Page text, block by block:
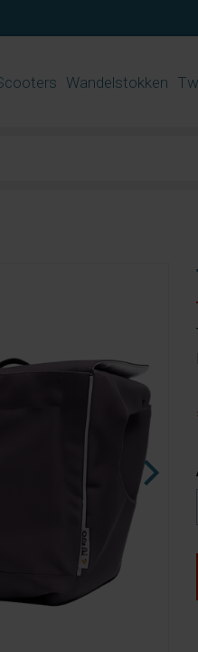
Wandelstokken